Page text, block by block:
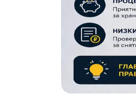
Книги
Финансы